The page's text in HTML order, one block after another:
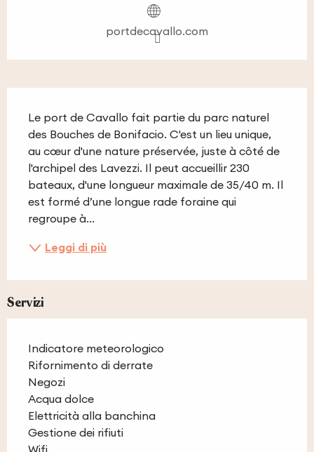
portdecavallo.com
Le port de Cavallo fait partie du parc naturel
des Bouches de Bonifacio. C'est un lieu unique,
au cœur d'une nature préservée, juste à côté de
l'archipel des Lavezzi. Il peut accueillir 230
bateaux, d'une longueur maximale de 35/40 m. Il
est formé d’une longue rade foraine qui
regroupe à...
Leggi di più
Servizi
Indicatore meteorologico
Rifornimento di derrate
Negozi
Acqua dolce
Elettricità alla banchina
Gestione dei rifiuti